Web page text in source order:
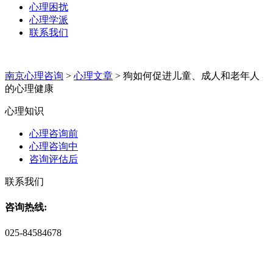
心理困扰
心理学派
联系我们
南京心理咨询 > 心理文章 > 狗如何促进儿童、成人和老年人
的心理健康
心理知识
心理咨询前
心理咨询中
咨询评估后
联系我们
咨询热线:
025-84584678